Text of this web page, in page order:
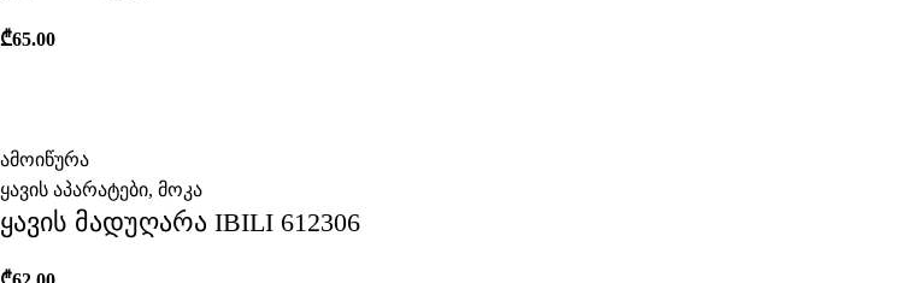
₾65.00
ამოიწურა
ყავის აპარატები, მოკა
ყავის მადუღარა IBILI 612306